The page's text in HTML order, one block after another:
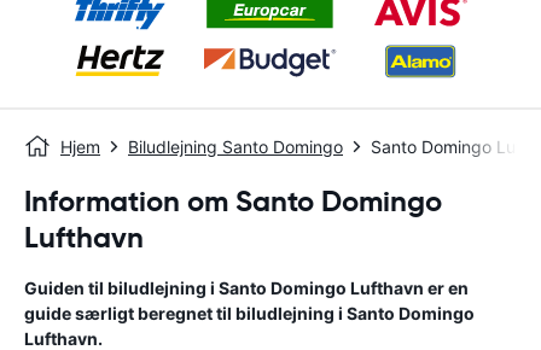
Hjem Biludlejning Santo Domingo Santo Domingo
Information om Santo Domingo
Lufthavn
Guiden til biludlejning i Santo Domingo Lufthavn er en
guide særligt beregnet til biludlejning i Santo Domingo
Lufthavn.